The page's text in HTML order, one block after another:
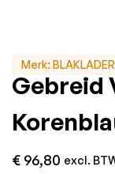
Merk: BLAKLADER
Gebreid
€ 96,80 excl.